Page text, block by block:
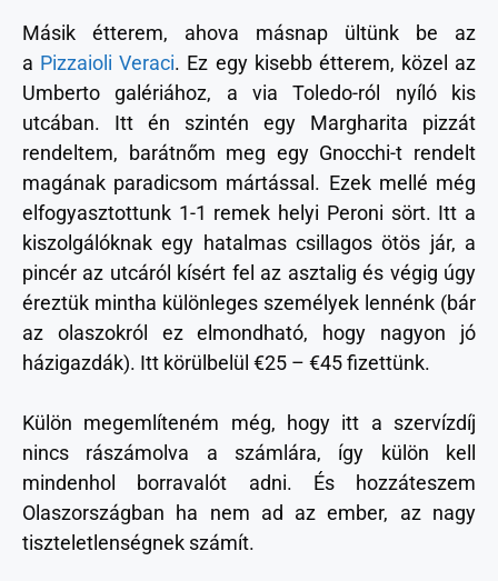
Másik étterem, ahova másnap ültünk be az
a Pizzaioli Veraci. Ez egy kisebb étterem, közel az
Umberto galériához, a via Toledo-ról nyíló kis
utcában. Itt én szintén egy Margharita pizzát
rendeltem, barátnőm meg egy Gnocchi-t rendelt
magának paradicsom mártással. Ezek mellé még
elfogyasztottunk 1-1 remek helyi Peroni sört. Itt a
kiszolgálóknak egy hatalmas csillagos ötös jár, a
pincér az utcáról kísért fel az asztalig és végig úgy
éreztük mintha különleges személyek lennénk (bár
az olaszokról ez elmondható, hogy nagyon jó
házigazdák). Itt körülbelül €25 – €45 fizettünk.
Külön megemlíteném még, hogy itt a szervízdíj
nincs rászámolva a számlára, így külön kell
mindenhol borravalót adni. És hozzáteszem
Olaszországban ha nem ad az ember, az nagy
tiszteletlenségnek számít.